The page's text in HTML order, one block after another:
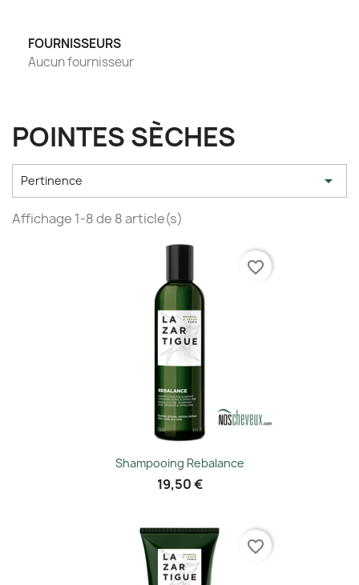
FOURNISSEURS
Aucun fournisseur
POINTES SÈCHES
Pertinence 
Affichage 1-8 de 8 article(s)
Shampooing Rebalance
19,50 €
favorite_border
favorite_border